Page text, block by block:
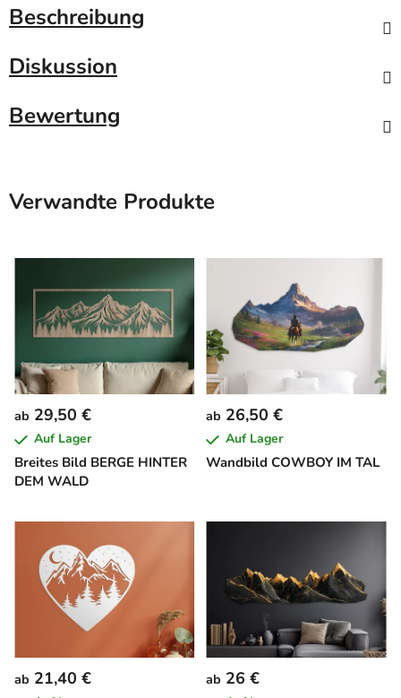
Beschreibung
Diskussion
Bewertung
Verwandte Produkte
Breites Bild BERGE HINTER
DEM WALD
ab 29,50 €
Auf Lager
Wandbild COWBOY IM TAL
ab 26,50 €
Auf Lager
ab 21,40 € ab 26 €